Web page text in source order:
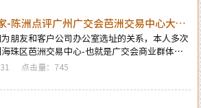
-陈洲点评广州广交会芭洲交易中心大楼
势
朋友和客户公司办公室选址的关系，本人多次
珠区芭洲交易中心-也就是广交会商业群体的
水勘测，并且多次对《芭洲中心大楼》的风水
大楼》写字楼中，今天闲暇之余，以白话文的
点击量：745